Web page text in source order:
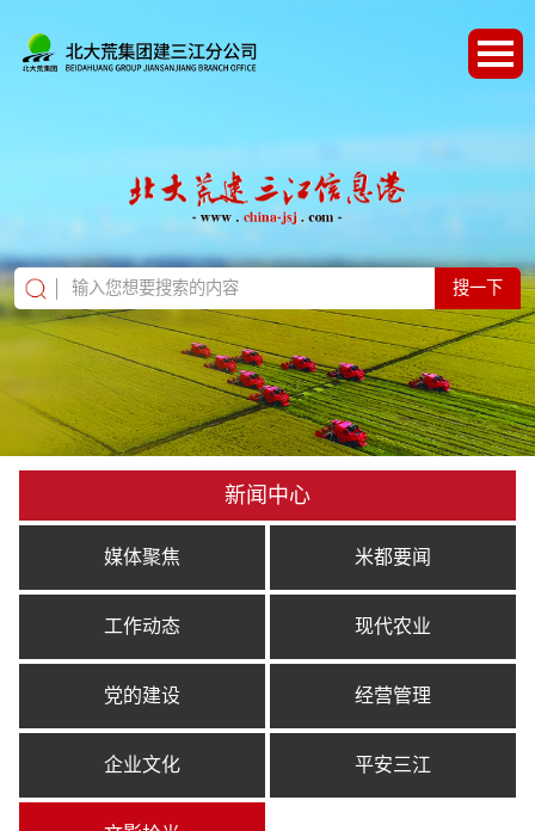
搜一下
新闻中心
媒体聚焦 米都要闻
工作动态 现代农业
党的建设 经营管理
企业文化 平安三江